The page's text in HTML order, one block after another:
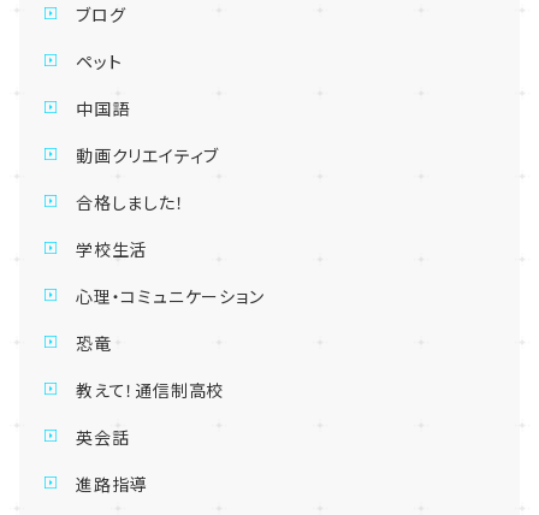
ブログ
ペット
中国語
動画クリエイティブ
合格しました！
学校生活
心理・コミュニケーション
恐竜
教えて！通信制高校
英会話
進路指導